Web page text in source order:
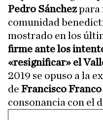
Pedro Sánchezpara
comunidad
mostrado en los
firme ante los
«resignificar» el
2019 se opuso a la
de Francisco Franco
consonancia con el